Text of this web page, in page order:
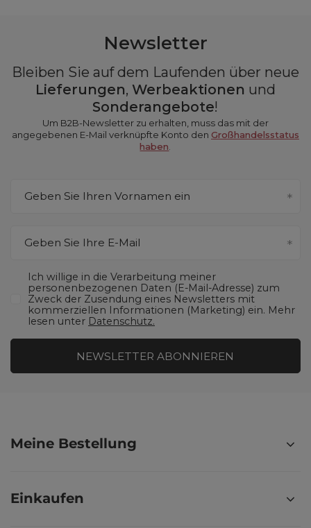
Newsletter
Bleiben Sie auf dem Laufenden über neue
Lieferungen, Werbeaktionen und
Sonderangebote!
Um B2B-Newsletter zu erhalten, muss das mit der
angegebenen E-Mail verknüpfte Konto den Großhandelsstatus
haben
Geben Sie Ihren Vornamen ein
Geben Sie Ihre E-Mail
Ich willige in die Verarbeitung meiner
personenbezogenen Daten (E-Mail-Adresse) zum
Zweck der Zusendung eines Newsletters mit
kommerziellen Informationen (Marketing) ein. Mehr
lesen unter Datenschutz.
NEWSLETTER ABONNIEREN
Meine Bestellung
Einkaufen